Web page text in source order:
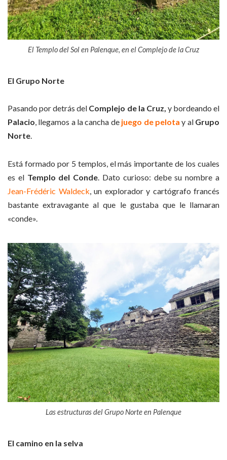
El Templo del Sol en Palenque, en el Complejo de la Cruz
El Grupo Norte
Pasando por detrás del Complejo de la Cruz, y bordeando el
Palacio, llegamos a la cancha de juego de pelota y al Grupo
Norte.
Está formado por 5 templos, el más importante de los cuales
es el Templo del Conde . Dato curioso: debe su nombre a
Jean-Frédéric Waldeck , un explorador y cartógrafo francés
bastante extravagante al que le gustaba que le llamaran
«conde».
Las estructuras del Grupo Norte en Palenque
El camino en la selva